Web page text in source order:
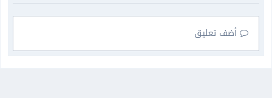
أضف تعليق